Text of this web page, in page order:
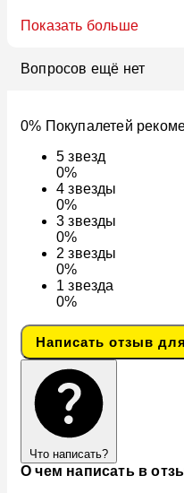
Показать больше
Вопросов ещё нет
0% Покупалетей
5звезд
0%
4звезды
0%
3звезды
0%
2звезды
0%
1звезда
0%
Написать отзыв
Что написать?
О чем написать в